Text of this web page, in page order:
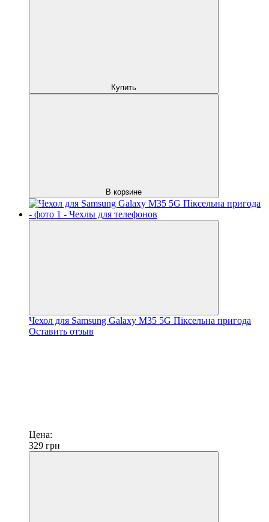
Купить
В корзине
Чехол для Samsung Galaxy M35 5G Піксельна пригода
Оставить отзыв
Цена:
329 грн